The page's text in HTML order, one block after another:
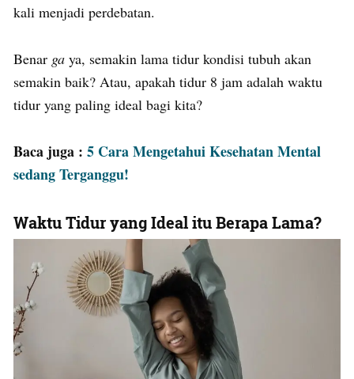
kali menjadi perdebatan.
Benar ga ya, semakin lama tidur kondisi tubuh akan
semakin baik? Atau, apakah tidur 8 jam adalah waktu
tidur yang paling ideal bagi kita?
Baca juga : 5 Cara Mengetahui Kesehatan Mental
sedang Terganggu!
Waktu Tidur yang Ideal itu Berapa Lama?